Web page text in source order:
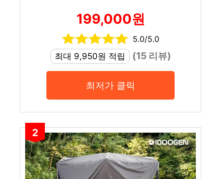
199,000원
5.0/5.0
최대 9,950원 적립
(15 리뷰)
최저가 클릭
2